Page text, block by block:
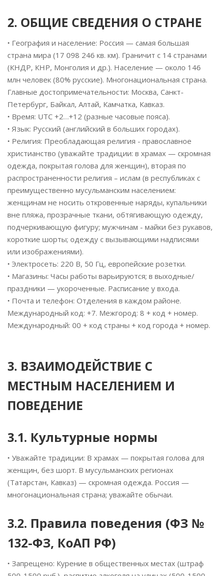
2. ОБЩИЕ СВЕДЕНИЯ О СТРАНЕ
• География и население: Россия — самая большая
страна мира (17 098 246 кв. км). Граничит с 14 странами
(КНДР, КНР, Монголия и др.). Население — около 146
млн человек (80% русские). Многонациональная страна.
Главные достопримечательности: Москва, Санкт-
Петербург, Байкал, Алтай, Камчатка, Кавказ.
• Время: UTC +2…+12 (разные часовые пояса).
• Язык: Русский (английский в больших городах).
• Религия: Преобладающая религия - православное
христианство (уважайте традиции: в храмах — скромная
одежда, покрытая голова для женщин), вторая по
распространенности религия – ислам (в республиках с
преимущественно мусульманским населением:
женщинам не носить откровенные наряды, купальники
вне пляжа, прозрачные ткани, обтягивающую одежду,
подчеркивающую фигуру; мужчинам - майки без рукавов,
короткие шорты; одежду с вызывающими надписями
или изображениями).
• Электросеть: 220 В, 50 Гц, европейские розетки.
• Магазины: Часы работы варьируются; в выходные/
праздники — укороченные. Расписание у входа.
• Почта и телефон: Отделения в каждом районе.
Международный код: +7. Межгород: 8 + код + номер.
Международный: 00 + код страны + код города + номер.
3. ВЗАИМОДЕЙСТВИЕ С
МЕСТНЫМ НАСЕЛЕНИЕМ И
ПОВЕДЕНИЕ
3.1. Культурные нормы
• Уважайте традиции: В храмах — покрытая голова для
женщин, без шорт. В мусульманских регионах
(Татарстан, Кавказ) — скромная одежда. Россия —
многонациональная страна; уважайте обычаи.
3.2. Правила поведения (ФЗ №
132-ФЗ, КоАП РФ)
• Запрещено: Курение в общественных местах (штраф